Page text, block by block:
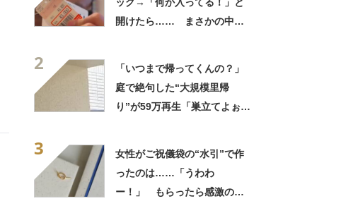
開けたら…… まさかの中身
2
「いつまで帰ってくんの？」
庭で絶句した“大規模里帰
り”が59万再生「巣立てよぉぉ
3
女性がご祝儀袋の“水引”で作
ったのは……「うわわ
ー！」 もらったら感激のデ